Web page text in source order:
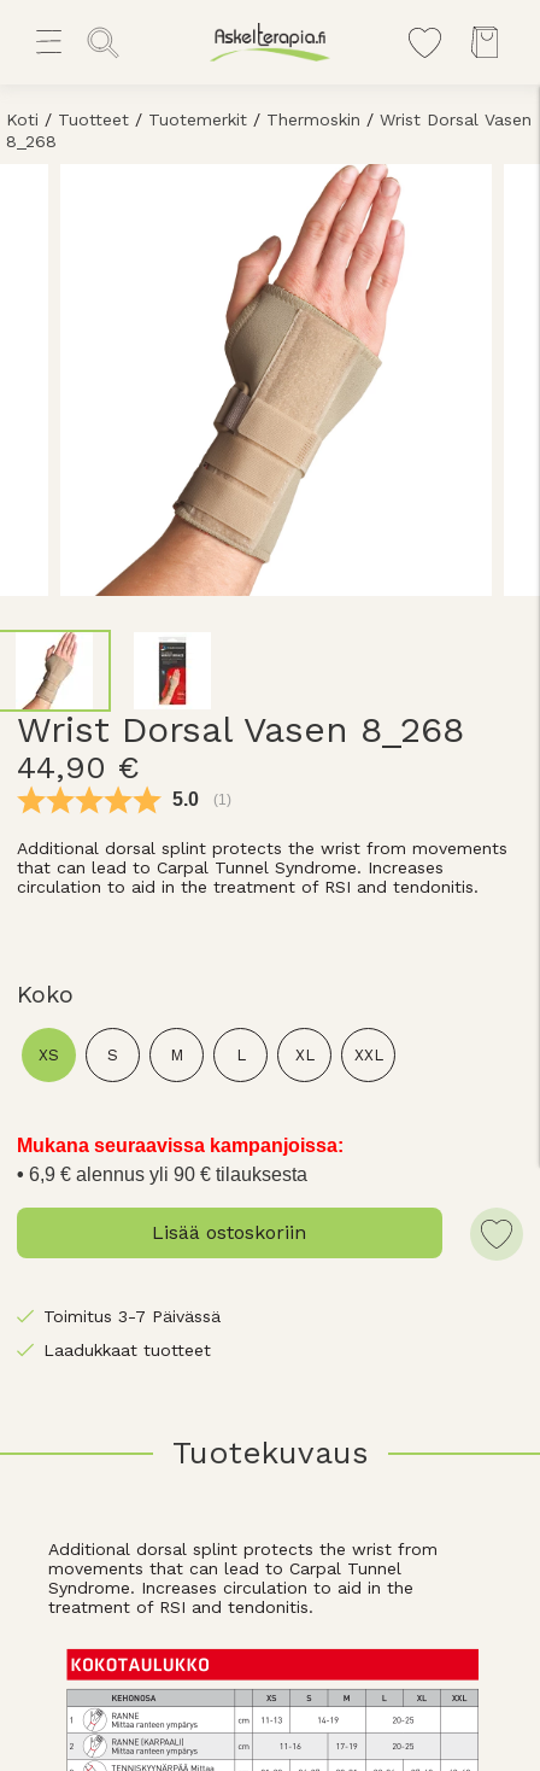
Koti / Tuotteet / Tuotemerkit / Thermoskin / Wrist Dorsal Vasen
8_268
Wrist Dorsal Vasen 8_268
44,90 €
Keskimääräinen luokitus:
5.0 (äänet:
1)
Additional dorsal splint protects the wrist from movements
that can lead to Carpal Tunnel Syndrome. Increases
circulation to aid in the treatment of RSI and tendonitis.
Koko
XS S M L XL XXL
Mukana seuraavissa kampanjoissa:
6,9 € alennus yli 90 € tilauksesta
Lisää ostoskoriin
Toimitus 3-7 Päivässä
Laadukkaat tuotteet
Tuotekuvaus
Additional dorsal splint protects the wrist from
movements that can lead to Carpal Tunnel
Syndrome. Increases circulation to aid in the
treatment of RSI and tendonitis.